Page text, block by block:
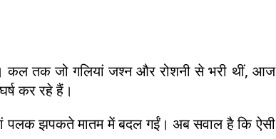
कल तक जो गलियां जश्न और रोशनी से भरी थीं, आज
कर रहे हैं।
पलक झपकते मातम में बदल गईं। अब सवाल है कि ऐसी